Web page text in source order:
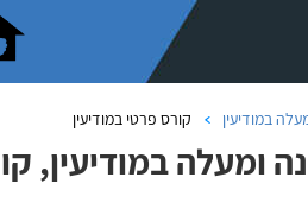
במודיעין קורס פרטי במודיעין
ומעלה במודיעין,